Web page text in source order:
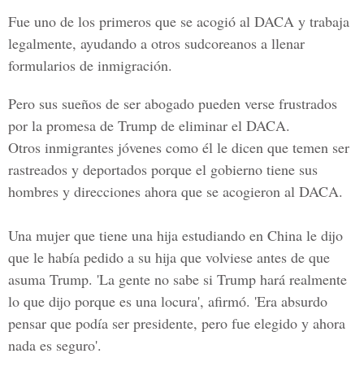
Fue uno de los primeros que se acogió al DACA y trabaja
legalmente, ayudando a otros sudcoreanos a llenar
formularios de inmigración.
Pero sus sueños de ser abogado pueden verse frustrados
por la promesa de Trump de eliminar el DACA.
Otros inmigrantes jóvenes como él le dicen que temen ser
rastreados y deportados porque el gobierno tiene sus
hombres y direcciones ahora que se acogieron al DACA.
Una mujer que tiene una hija estudiando en China le dijo
que le había pedido a su hija que volviese antes de que
asuma Trump. 'La gente no sabe si Trump hará realmente
lo que dijo porque es una locura', afirmó. 'Era absurdo
pensar que podía ser presidente, pero fue elegido y ahora
nada es seguro'.